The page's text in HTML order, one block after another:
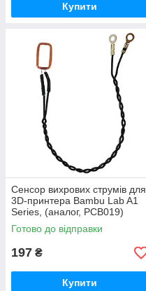
Купити
Сенсор вихрових струмів для
3D-принтера Bambu Lab A1
Series, (аналог, PCB019)
Готово до відправки
197 ₴
Купити